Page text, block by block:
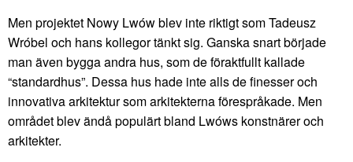
Men projektet Nowy Lwów blev inte riktigt som Tadeusz
Wróbel och hans kollegor tänkt sig. Ganska snart började
man även bygga andra hus, som de föraktfullt kallade
“standardhus”. Dessa hus hade inte alls de finesser och
innovativa arkitektur som arkitekterna förespråkade. Men
området blev ändå populärt bland Lwóws konstnärer och
arkitekter.